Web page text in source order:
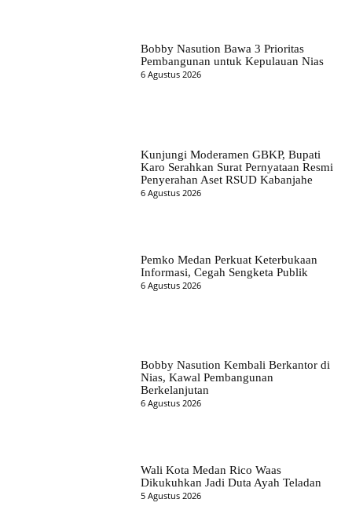
Bobby Nasution Bawa 3 Prioritas
Pembangunan untuk Kepulauan Nias
6 Agustus 2026
Kunjungi Moderamen GBKP, Bupati
Karo Serahkan Surat Pernyataan Resmi
Penyerahan Aset RSUD Kabanjahe
6 Agustus 2026
Pemko Medan Perkuat Keterbukaan
Informasi, Cegah Sengketa Publik
6 Agustus 2026
Bobby Nasution Kembali Berkantor di
Nias, Kawal Pembangunan
Berkelanjutan
6 Agustus 2026
Wali Kota Medan Rico Waas
Dikukuhkan Jadi Duta Ayah Teladan
5 Agustus 2026